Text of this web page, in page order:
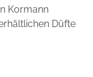
Kormann
Düfte